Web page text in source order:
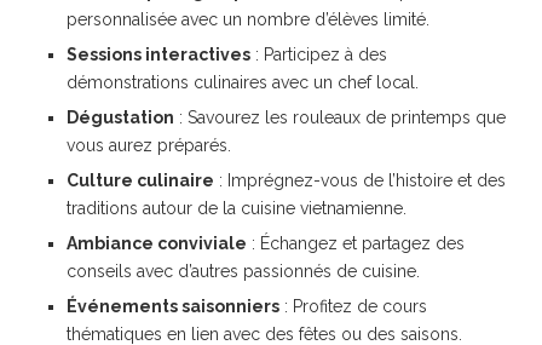
personnalisée avec un nombre d’élèves limité.
Sessions interactives : Participez à des
démonstrations culinaires avec un chef local.
Dégustation : Savourez les rouleaux de printemps que
vous aurez préparés.
Culture culinaire : Imprégnez-vous de l’histoire et des
traditions autour de la cuisine vietnamienne.
Ambiance conviviale : Échangez et partagez des
conseils avec d’autres passionnés de cuisine.
Événements saisonniers : Profitez de cours
thématiques en lien avec des fêtes ou des saisons.